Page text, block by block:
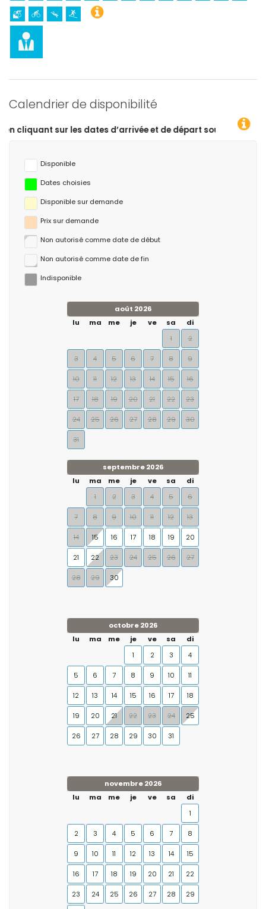
Calendrier de disponibilité
dates d’arrivée et de départ souhaitées !
Disponible
Dates choisies
Disponible sur demande
Prix ​​sur demande
Non autorisé comme date de début
Non autorisé comme date de fin
Indisponible
août 2026
lu
ma me je ve sa
di
1
2
3 4 5 6 7 8 9
10 11 12 13 14 15 16
17 18 19 20 21 22 23
24 25 26 27 28 29 30
31
septembre 2026
lu
ma me je ve sa
di
1
2 3 4 5 6
7 8 9 10 11 12 13
14 15 16 17 18 19 20
21 22 23 24 25 26 27
28 29 30
octobre 2026
lu
ma me je ve sa
di
1
2 3 4
5 6 7 8 9 10 11
12 13 14 15 16 17 18
19 20 21 22 23 24 25
26 27 28 29 30 31
novembre 2026
lu
ma me je ve sa
di
1
2 3 4 5 6 7 8
9 10 11 12 13 14 15
16 17 18 19 20 21 22
23 24 25 26 27 28 29